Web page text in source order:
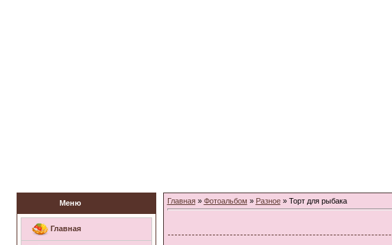
Меню
Главная
Главная» Фотоальбом » Разное» Торт для рыбака